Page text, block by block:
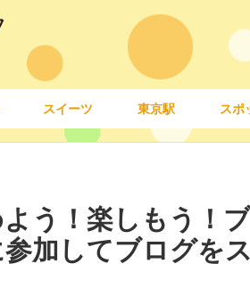
スイーツ 東京駅 スポ
う！楽しもう！
加してブログを